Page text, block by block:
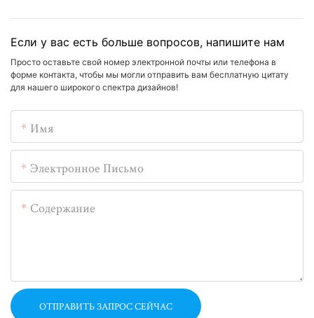
Если у вас есть больше вопросов, напишите нам
Просто оставьте свой номер электронной почты или телефона в
форме контакта, чтобы мы могли отправить вам бесплатную цитату
для нашего широкого спектра дизайнов!
Имя
Электронное Письмо
Содержание
ОТПРАВИТЬ ЗАПРОС СЕЙЧАС